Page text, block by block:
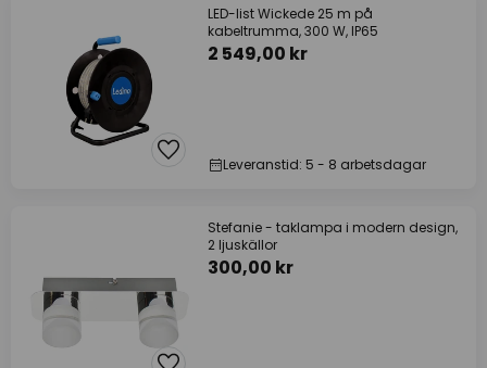
LED-list Wickede 25 m på
kabeltrumma, 300 W, IP65
2 549,00 kr
Leveranstid: 5 - 8 arbetsdagar
Stefanie - taklampa i modern design,
2 ljuskällor
300,00 kr